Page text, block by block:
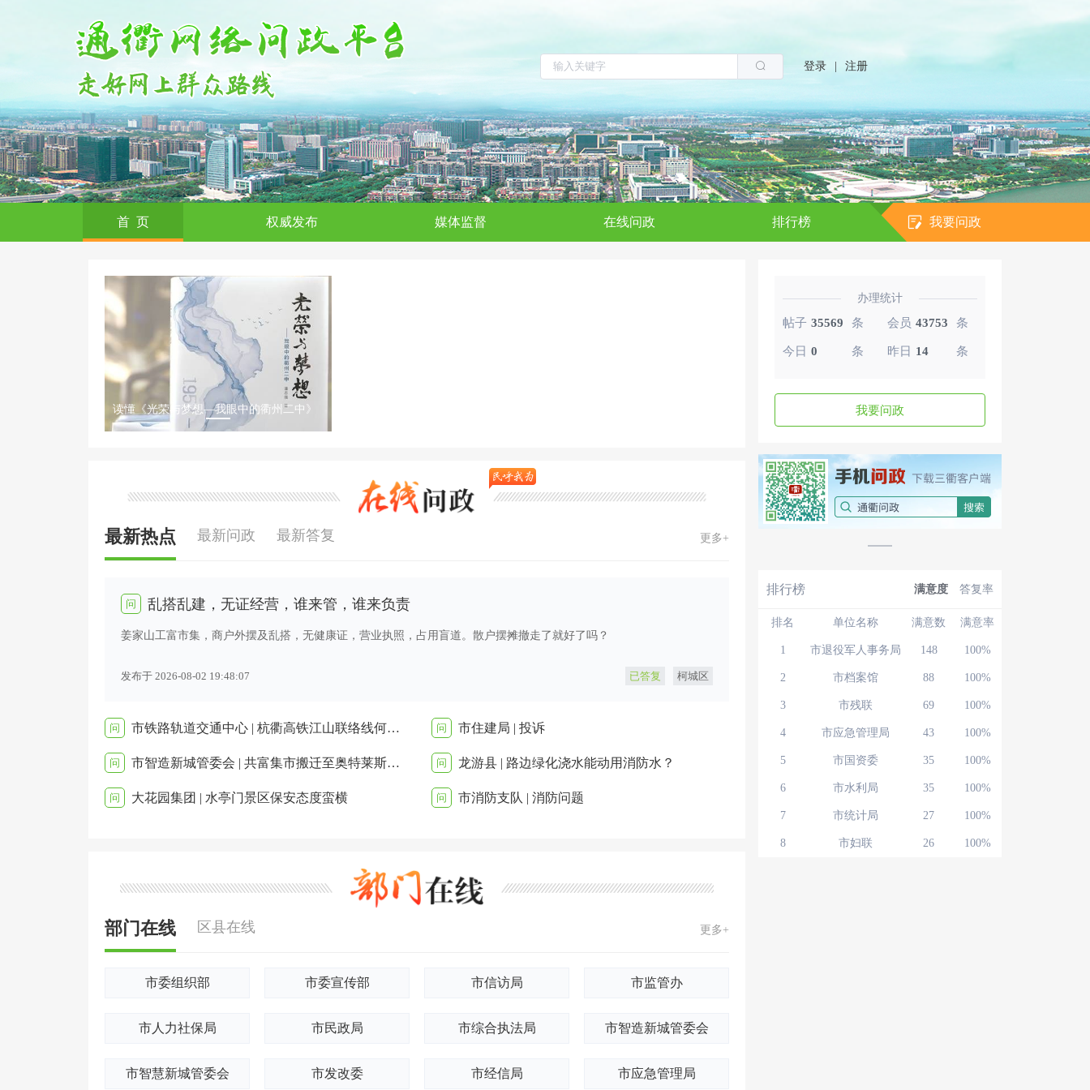
登录 注册
首 页 权威发布 媒体监督 在线问政 排行榜 我要问政
读懂《光荣与梦想—我眼中的衢州二中》
最新热点 最新问政 最新答复 更多+
问 乱搭乱建，无证经营，谁来管，谁来负责
姜家山工富市集，商户外摆及乱搭，无健康证，营业执照，占用盲道。散户摆摊撤走了就好了吗？
发布于 2026-08-02 19:48:07 已答复 柯城区
问 市铁路轨道交通中心 | 杭衢高铁江山联络线何时可以通车？ 问 市住建局 | 投诉
问 市智造新城管委会 | 共富集市搬迁至奥特莱斯3号门深夜噪音扰民，多次反映未有效处置，恳请协调解决 问 龙游县 | 路边绿化浇水能动用消防水？
问 大花园集团 | 水亭门景区保安态度蛮横 问 市消防支队 | 消防问题
部门在线 区县在线 更多+
市委组织部 市委宣传部 市信访局 市监管办
市人力社保局 市民政局 市综合执法局 市智造新城管委会
市智慧新城管委会 市发改委 市经信局 市应急管理局
办理统计
帖子 35569 条 会员 43753 条
今日 0 条 昨日 14 条
我要问政
排行榜 满意度 答复率
排名 单位名称 满意数 满意率
1 市退役军人事务局 148 100%
2 市档案馆 88 100%
3 市残联 69 100%
4 市应急管理局 43 100%
5 市国资委 35 100%
6 市水利局 35 100%
7 市统计局 27 100%
8 市妇联 26 100%